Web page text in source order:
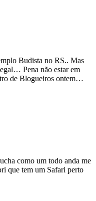
Budista no RS.. Mas
Pena não estar em
de Blogueiros ontem…
como um todo anda me
que tem um Safari perto